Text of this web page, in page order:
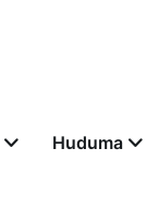
Huduma